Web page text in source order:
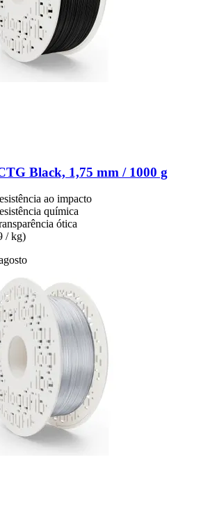
Black, 1,75 mm / 1000 g
ao impacto
química
ótica
/ kg)